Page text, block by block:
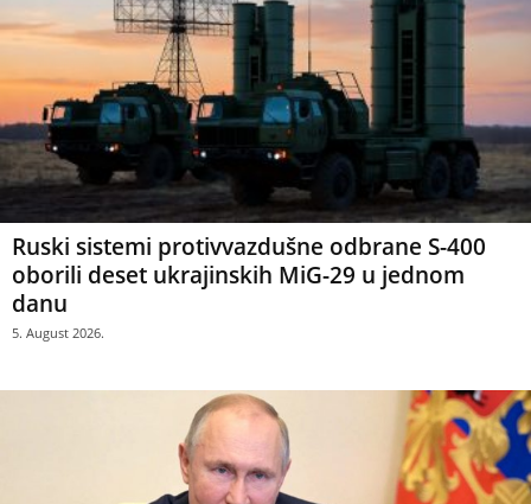
Ruski sistemi protivvazdušne odbrane S-400
oborili deset ukrajinskih MiG-29 u jednom
danu
5. August 2026.